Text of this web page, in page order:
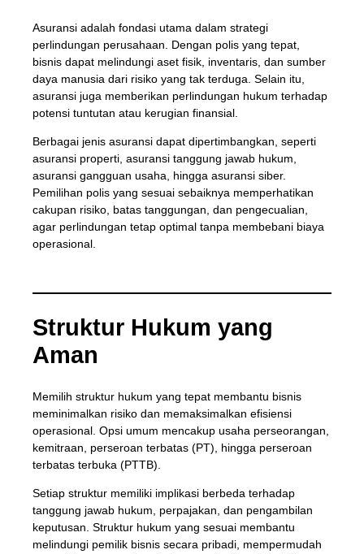
Asuransi adalah fondasi utama dalam strategi
perlindungan perusahaan. Dengan polis yang tepat,
bisnis dapat melindungi aset fisik, inventaris, dan sumber
daya manusia dari risiko yang tak terduga. Selain itu,
asuransi juga memberikan perlindungan hukum terhadap
potensi tuntutan atau kerugian finansial.
Berbagai jenis asuransi dapat dipertimbangkan, seperti
asuransi properti, asuransi tanggung jawab hukum,
asuransi gangguan usaha, hingga asuransi siber.
Pemilihan polis yang sesuai sebaiknya memperhatikan
cakupan risiko, batas tanggungan, dan pengecualian,
agar perlindungan tetap optimal tanpa membebani biaya
operasional.
Struktur Hukum yang
Aman
Memilih struktur hukum yang tepat membantu bisnis
meminimalkan risiko dan memaksimalkan efisiensi
operasional. Opsi umum mencakup usaha perseorangan,
kemitraan, perseroan terbatas (PT), hingga perseroan
terbatas terbuka (PTTB).
Setiap struktur memiliki implikasi berbeda terhadap
tanggung jawab hukum, perpajakan, dan pengambilan
keputusan. Struktur hukum yang sesuai membantu
melindungi pemilik bisnis secara pribadi, mempermudah